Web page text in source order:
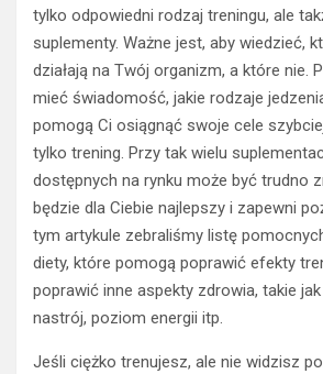
tylko odpowiedni rodzaj treningu, ale
suplementy. Ważne jest, aby wiedzieć,
działają na Twój organizm, a które nie.
mieć świadomość, jakie rodzaje
pomogą Ci osiągnąć swoje cele
tylko trening. Przy tak wielu
dostępnych na rynku może być trudno
będzie dla Ciebie najlepszy i zapewni
tym artykule zebraliśmy listę
diety, które pomogą poprawić efekty
poprawić inne aspekty zdrowia, takie
nastrój, poziom energii itp.
Jeśli ciężko trenujesz, ale nie widzisz